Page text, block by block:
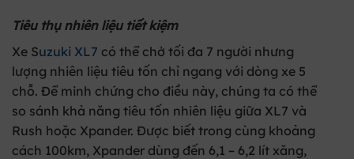
Tiêu thụ nhiên liệu tiết kiệm
Xe Suzuki XL7 có thể chở tối đa 7 người nhưng
lượng nhiên liệu tiêu tốn chỉ ngang với dòng xe 5
chỗ. Để minh chứng cho điều này, chúng ta có thể
so sánh khả năng tiêu tốn nhiên liệu giữa XL7 và
Rush hoặc Xpander. Được biết trong cùng khoảng
cách 100km, Xpander dùng đến 6,1 – 6,2 lít xăng,